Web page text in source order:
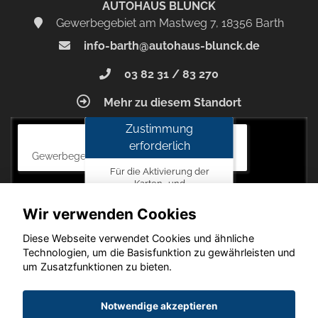
AUTOHAUS BLUNCK
Gewerbegebiet am Mastweg 7, 18356 Barth
info-barth@autohaus-blunck.de
03 82 31 / 83 270
Mehr zu diesem Standort
Autohaus Blunck
Gewerbegebiet am Mastweg 7, 18356 Barth
Zustimmung
erforderlich
Für die Aktivierung der
Karten- und
Zustimmung zu den
Datenschutzrichtlinien vom
Drittanbieter Google LLC
erforderlich.
Zustimmen
und
aktivieren
Copyright © 2026. Autohaus Blunck
Wir verwenden Cookies
Diese Webseite verwendet Cookies und ähnliche
Technologien, um die Basisfunktion zu gewährleisten und
um Zusatzfunktionen zu bieten.
Notwendige akzeptieren